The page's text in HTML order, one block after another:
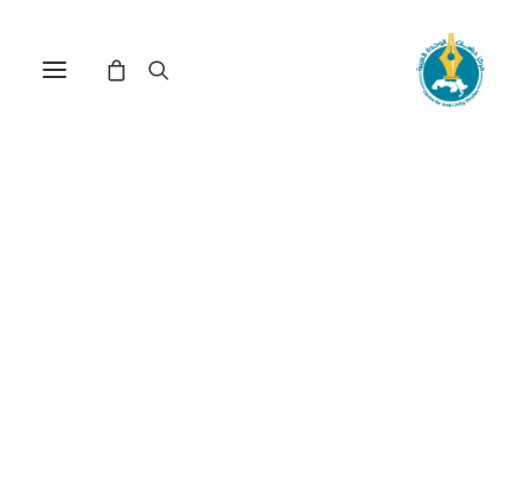
مركز دراسات الوحدة العربية